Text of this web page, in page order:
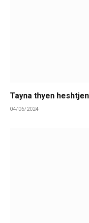
Tayna thyen
04/06/2024